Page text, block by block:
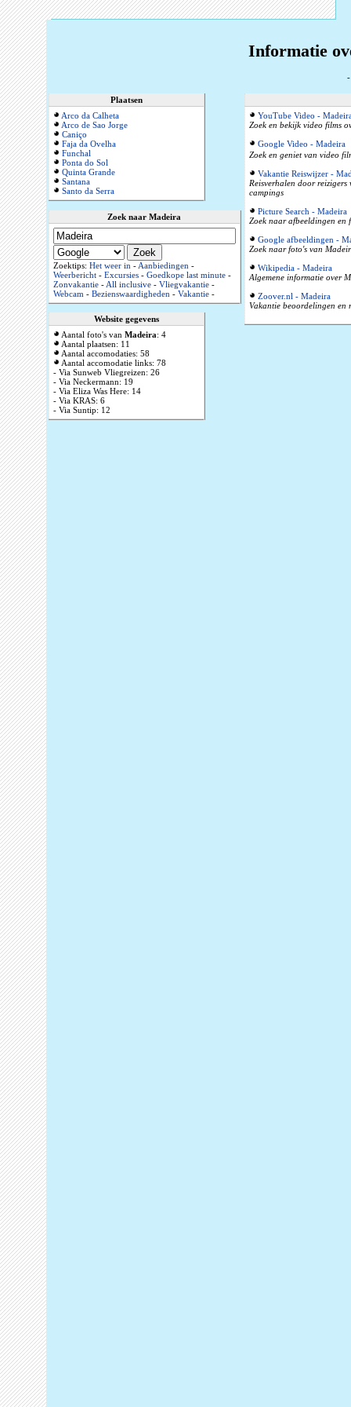
Informatie
Plaatsen
Arco da Calheta
Arco de Sao Jorge
Caniço
Faja da Ovelha
Funchal
Ponta do Sol
Quinta Grande
Santana
Santo da Serra
Zoek naar Madeira
Zoektips: Het weer in-Aanbiedingen-
Weerbericht- Excursies- Goedkope last minute-
Zonvakantie-All inclusive- Vliegvakantie-
Webcam- Bezienswaardigheden- Vakantie-
Website gegevens
Aantal foto's van Madeira: 4
Aantal plaatsen: 11
Aantal accomodaties: 58
Aantal accomodatie links: 78
- Via Sunweb Vliegreizen: 26
- Via Neckermann: 19
- Via Eliza Was Here: 14
- Via KRAS: 6
- Via Suntip: 12
YouTube Video -
Zoek en bekijk video films
Google Video - Madeira
Zoek en geniet van video
Vakantie Reiswijzer -
Reisverhalen door reizigers
campings
Picture Search - Madeira
Zoek naar afbeeldingen en
Google afbeeldingen -
Zoek naar foto's van
Wikipedia - Madeira
Algemene informatie over
Zoover.nl - Madeira
Vakantie beoordelingen en